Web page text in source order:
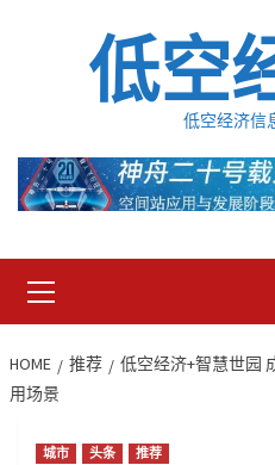
低空
低空经济信
Menu
HOME 推荐
低空经济+智慧世园
用场景
城市 头条 推荐